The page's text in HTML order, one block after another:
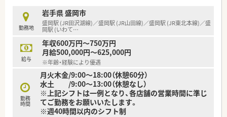
■幅広い年齢層の社員が所属し、男女比のバランスも良く、風通
しの良い社風で定着率の高い安定した企業でございます。
【求人情報について】
■管理薬剤師の募集として、これまでのご経験をしっかりと評価
し、年収580万円から630万円のご相談が可能な求人です。
■給与体系は賞与を含まない年俸制を採用しており、ご自身のラ
イフスタイルに合わせて12分割か14分割を選択できます。
■日曜日と祝日が固定でお休みとなるほか、木曜日と土曜日は午
後がお休みとなり、無理なく働き続けられる勤務条件です。
勤務地
岩手県 盛岡市
盛岡駅 (JR田沢湖線)／盛岡駅 (JR山田線)／盛岡駅 (JR東北本線)／盛
岡駅 (いわて…
給与
年収600万円～750万円
月給500,000円～625,000円
※年齢・経験により優遇
勤務
時間
月火木金/9:00～18:00（休憩60分）
水土 /9:00～13:00（休憩なし）
※上記シフトは一例となり、各店舗の営業時間に準じ
てご勤務をお願いいたします。
※週40時間以内のシフト制